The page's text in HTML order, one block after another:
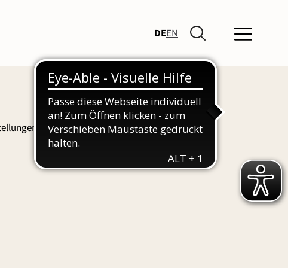
DEEN
und Führungen finden Sie hier auch